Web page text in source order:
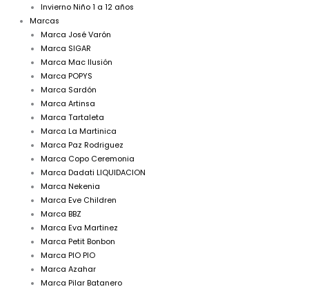
Invierno Niño 1 a 12 años
Marcas
Marca José Varón
Marca SIGAR
Marca Mac Ilusión
Marca POPYS
Marca Sardón
Marca Artinsa
Marca Tartaleta
Marca La Martinica
Marca Paz Rodriguez
Marca Copo Ceremonia
Marca Dadati LIQUIDACION
Marca Nekenia
Marca Eve Children
Marca BBZ
Marca Eva Martinez
Marca Petit Bonbon
Marca PIO PIO
Marca Azahar
Marca Pilar Batanero